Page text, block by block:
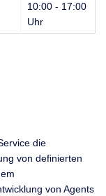
10:00 - 17:00
Uhr
die
von definierten
von Agents